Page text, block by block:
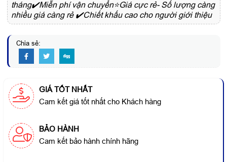
tháng✔️Miễn phí vận chuyển⭐Giá cực rẻ- Số lượng càng
nhiều giá càng rẻ ✔️Chiết khấu cao cho người giới thiệu
Chia sẻ:
GIÁ TỐT NHẤT
Cam kết giá tốt nhất cho Khách hàng
BẢO HÀNH
Cam kết bảo hành chính hãng